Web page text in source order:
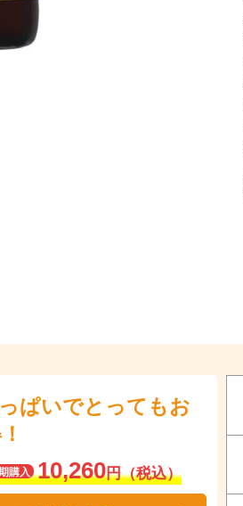
ぱいでとってもお
購入 10,260円（税込）